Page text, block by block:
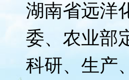
远洋化肥先
标"、"湖南
制企业质量